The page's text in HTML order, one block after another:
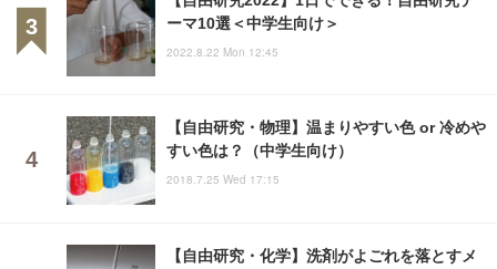
ーマ10選＜中学生向け＞
2022.8.22 Mon 12:45
【自由研究・物理】温まりやすい色 or 冷めや
すい色は？（中学生向け）
2018.7.25 Wed 17:15
【自由研究・化学】洗剤がよごれを落とすメ